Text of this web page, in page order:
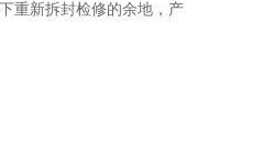
重新拆封检修的余地，产